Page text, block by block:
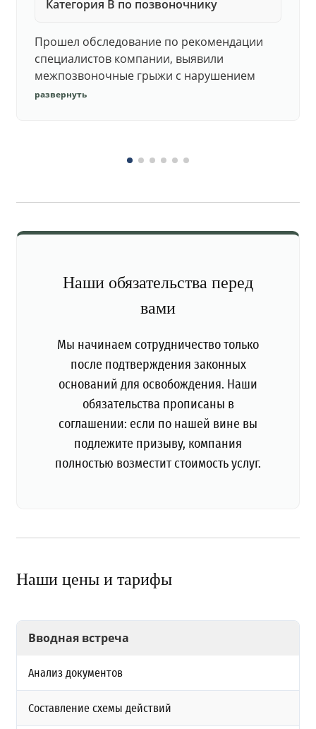
Категория В по позвоночнику
Прошел обследование по рекомендации
специалистов компании, выявили
межпозвоночные грыжи с нарушением
функций. Юристы подготовили документы,
развернуть
Наши обязательства перед
вами
Мы начинаем сотрудничество только
после подтверждения законных
оснований для освобождения. Наши
обязательства прописаны в
соглашении: если по нашей вине вы
подлежите призыву, компания
полностью возместит стоимость услуг.
Наши цены и тарифы
Вводная встреча
Анализ документов
Составление схемы действий